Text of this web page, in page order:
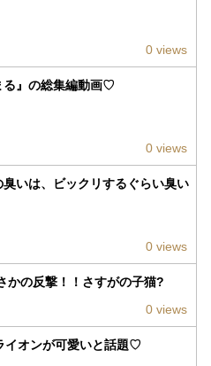
0 views
る』の総集編動画♡
0 views
いは、ビックリするぐらい臭い
0 views
かの反撃！！さすがの子猫?
0 views
イオンが可愛いと話題♡